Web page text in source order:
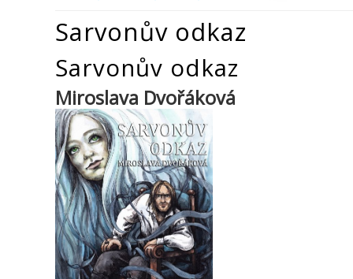
Sarvonův odkaz
Sarvonův odkaz
Miroslava Dvořáková